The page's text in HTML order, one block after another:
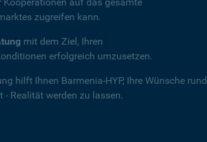
zugreifen kann.
mit dem Ziel, Ihren
erfolgreich umzusetzen.
hilft Ihnen Barmenia-HYP, Ihre Wünsche rund
Realität werden zu lassen.